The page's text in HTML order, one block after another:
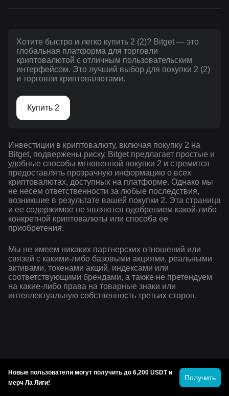
Хотите быстро и легко купить 2 (2)? Bitget — это
глобальная платформа для торговли
криптовалютой с отличным пользовательским
интерфейсом. Это лучший выбор для покупки 2 (2)
и торговли криптовалютами.
Купить 2
Инвестиции в криптовалюту, включая покупку 2 на
Bitget, подвержены риску. Bitget предлагает простые и
удобные способы мгновенной покупки 2 и стремится
предоставлять прозрачную информацию о всех
криптовалютах, доступных на платформе. Однако мы
не несем ответственности за любые последствия,
возникшие в результате вашей покупки 2. Эта страница
и ее содержимое не являются одобрением какой-либо
конкретной криптовалюты или способа ее
приобретения.
Мы не имеем никаких партнерских отношений или
связей с какими-либо базовыми акциями, реальными
активами, токенами акций, индексами или
соответствующими брендами, а также не претендуем
на какие-либо права на товарные знаки или
интеллектуальную собственность третьих сторон.
Новые пользователи могут получить до 6,200 USDT и
мерч Ла Лиги!
Получить